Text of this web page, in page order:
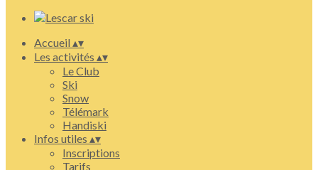
Accueil ▴▾
Les activités ▴▾
Le Club
Ski
Snow
Télémark
Handiski
Infos utiles ▴▾
Inscriptions
Tarifs